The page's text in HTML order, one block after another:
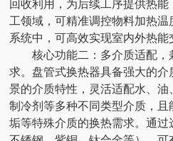
回收利用，为后续工序提供热
工领域，可精准调控物料加热
系统中，可高效实现室内外热能
核心功能二：多介质适配，
求。盘管式换热器具备强大的
景的介质特性，灵活适配水、油
制冷剂等多种不同类型介质，
垢等特殊介质的换热需求。通